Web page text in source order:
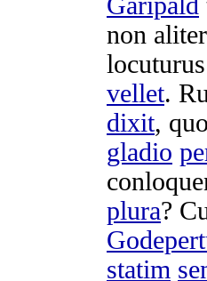
non
locuturus
vellet.
dixit,
gladio
plura?
statim